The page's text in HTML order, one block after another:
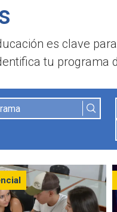
es clave
tu programa